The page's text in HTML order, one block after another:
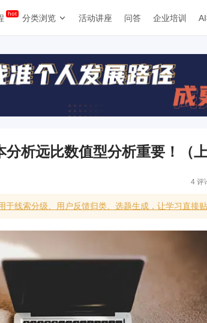
分类浏览 活动讲座 问答 企业培训
析远比数值型分析重要！（上
4 评
线索分级、用户反馈归类、选题生成，让学习直接